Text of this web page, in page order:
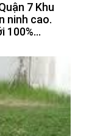
7 Khu
ninh cao.
100%